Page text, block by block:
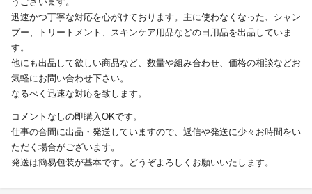
迅速かつ丁寧な対応を心がけております。主に使わなくなった、シャン
プー、トリートメント、スキンケア用品などの日用品を出品していま
す。
他にも出品して欲しい商品など、数量や組み合わせ、価格の相談などお
気軽にお問い合わせ下さい。
なるべく迅速な対応を致します。
コメントなしの即購入OKです。
仕事の合間に出品・発送していますので、返信や発送に少々お時間をい
ただく場合がございます。
発送は簡易包装が基本です。どうぞよろしくお願いいたします。